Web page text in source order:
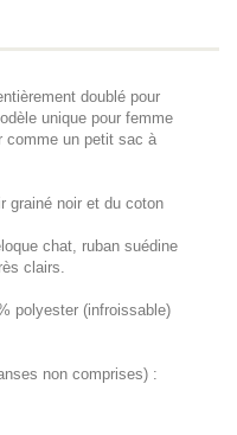
doublé pour
unique pour femme
comme un petit sac à
grainé noir et du coton
chat, ruban suédine
clairs.
polyester (infroissable)
non comprises) :